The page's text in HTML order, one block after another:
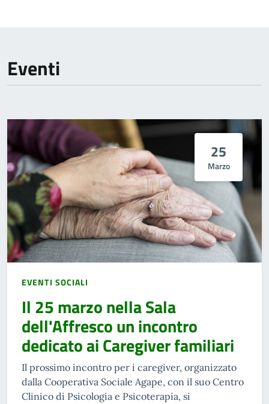
Eventi
25
Marzo
EVENTI SOCIALI
Il 25 marzo nella Sala
dell'Affresco un incontro
dedicato ai Caregiver familiari
Il prossimo incontro per i caregiver, organizzato
dalla Cooperativa Sociale Agape, con il suo Centro
Clinico di Psicologia e Psicoterapia, si